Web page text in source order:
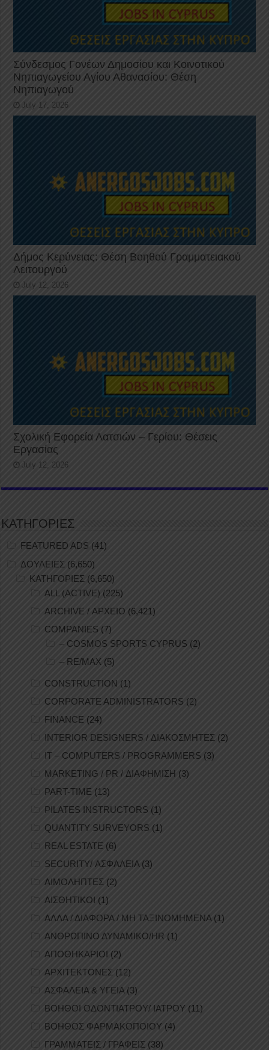
Σύνδεσμος Γονέων Δημοσίου και Κοινοτικού
Νηπιαγωγείου Αγίου Αθανασίου: Θέση
Νηπιαγωγού
July 17, 2026
Δήμος Κερύνειας: Θέση Βοηθού Γραμματειακού
Λειτουργού
July 12, 2026
Σχολική Εφορεία Λατσιών – Γερίου: Θέσεις
Εργασίας
July 12, 2026
ΚΑΤΗΓΟΡΙΕΣ
FEATURED ADS (41)
ΔΟΥΛΕΙΕΣ (6,650)
ΚΑΤΗΓΟΡΙΕΣ (6,650)
ALL (ACTIVE) (225)
ARCHIVE / ΑΡΧΕΙΟ (6,421)
COMPANIES (7)
– COSMOS SPORTS CYPRUS (2)
– RE/MAX (5)
CONSTRUCTION (1)
CORPORATE ADMINISTRATORS (2)
FINANCE (24)
INTERIOR DESIGNERS / ΔΙΑΚΟΣΜΗΤΕΣ (2)
IT – COMPUTERS / PROGRAMMERS (3)
MARKETING / PR / ΔΙΑΦΗΜΙΣΗ (3)
PART-TIME (13)
PILATES INSTRUCTORS (1)
QUANTITY SURVEYORS (1)
REAL ESTATE (6)
SECURITY/ ΑΣΦΑΛΕΙΑ(3)
ΑΙΜΟΛΗΠΤΕΣ (2)
ΑΙΣΘΗΤΙΚΟΙ (1)
ΑΛΛΑ / ΔΙΑΦΟΡΑ / ΜΗ ΤΑΞΙΝΟΜΗΜΕΝΑ(1)
ΑΝΘΡΩΠΙΝΟ ΔΥΝΑΜΙΚΟ/HR (1)
ΑΠΟΘΗΚΑΡΙΟΙ (2)
ΑΡΧΙΤΕΚΤΟΝΕΣ (12)
ΑΣΦΑΛΕΙΑ & ΥΓΕΙΑ (3)
ΒΟΗΘΟΙ ΟΔΟΝΤΙΑΤΡΟΥ/ ΙΑΤΡΟΥ (11)
ΒΟΗΘΟΣ ΦΑΡΜΑΚΟΠΟΙΟΥ (4)
ΓΡΑΜΜΑΤΕΙΣ / ΓΡΑΦΕΙΣ (38)